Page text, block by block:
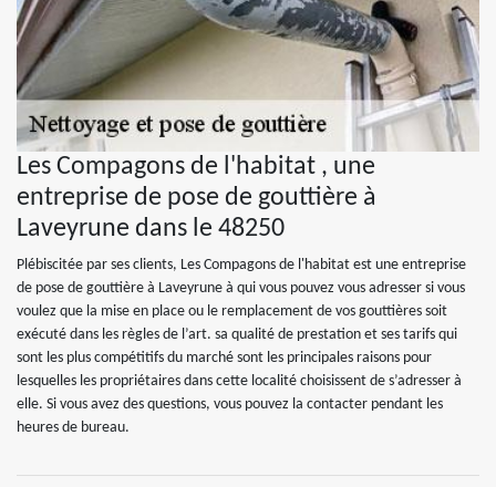
Les Compagons de l'habitat , une
entreprise de pose de gouttière à
Laveyrune dans le 48250
Plébiscitée par ses clients, Les Compagons de l'habitat est une entreprise
de pose de gouttière à Laveyrune à qui vous pouvez vous adresser si vous
voulez que la mise en place ou le remplacement de vos gouttières soit
exécuté dans les règles de l’art. sa qualité de prestation et ses tarifs qui
sont les plus compétitifs du marché sont les principales raisons pour
lesquelles les propriétaires dans cette localité choisissent de s’adresser à
elle. Si vous avez des questions, vous pouvez la contacter pendant les
heures de bureau.